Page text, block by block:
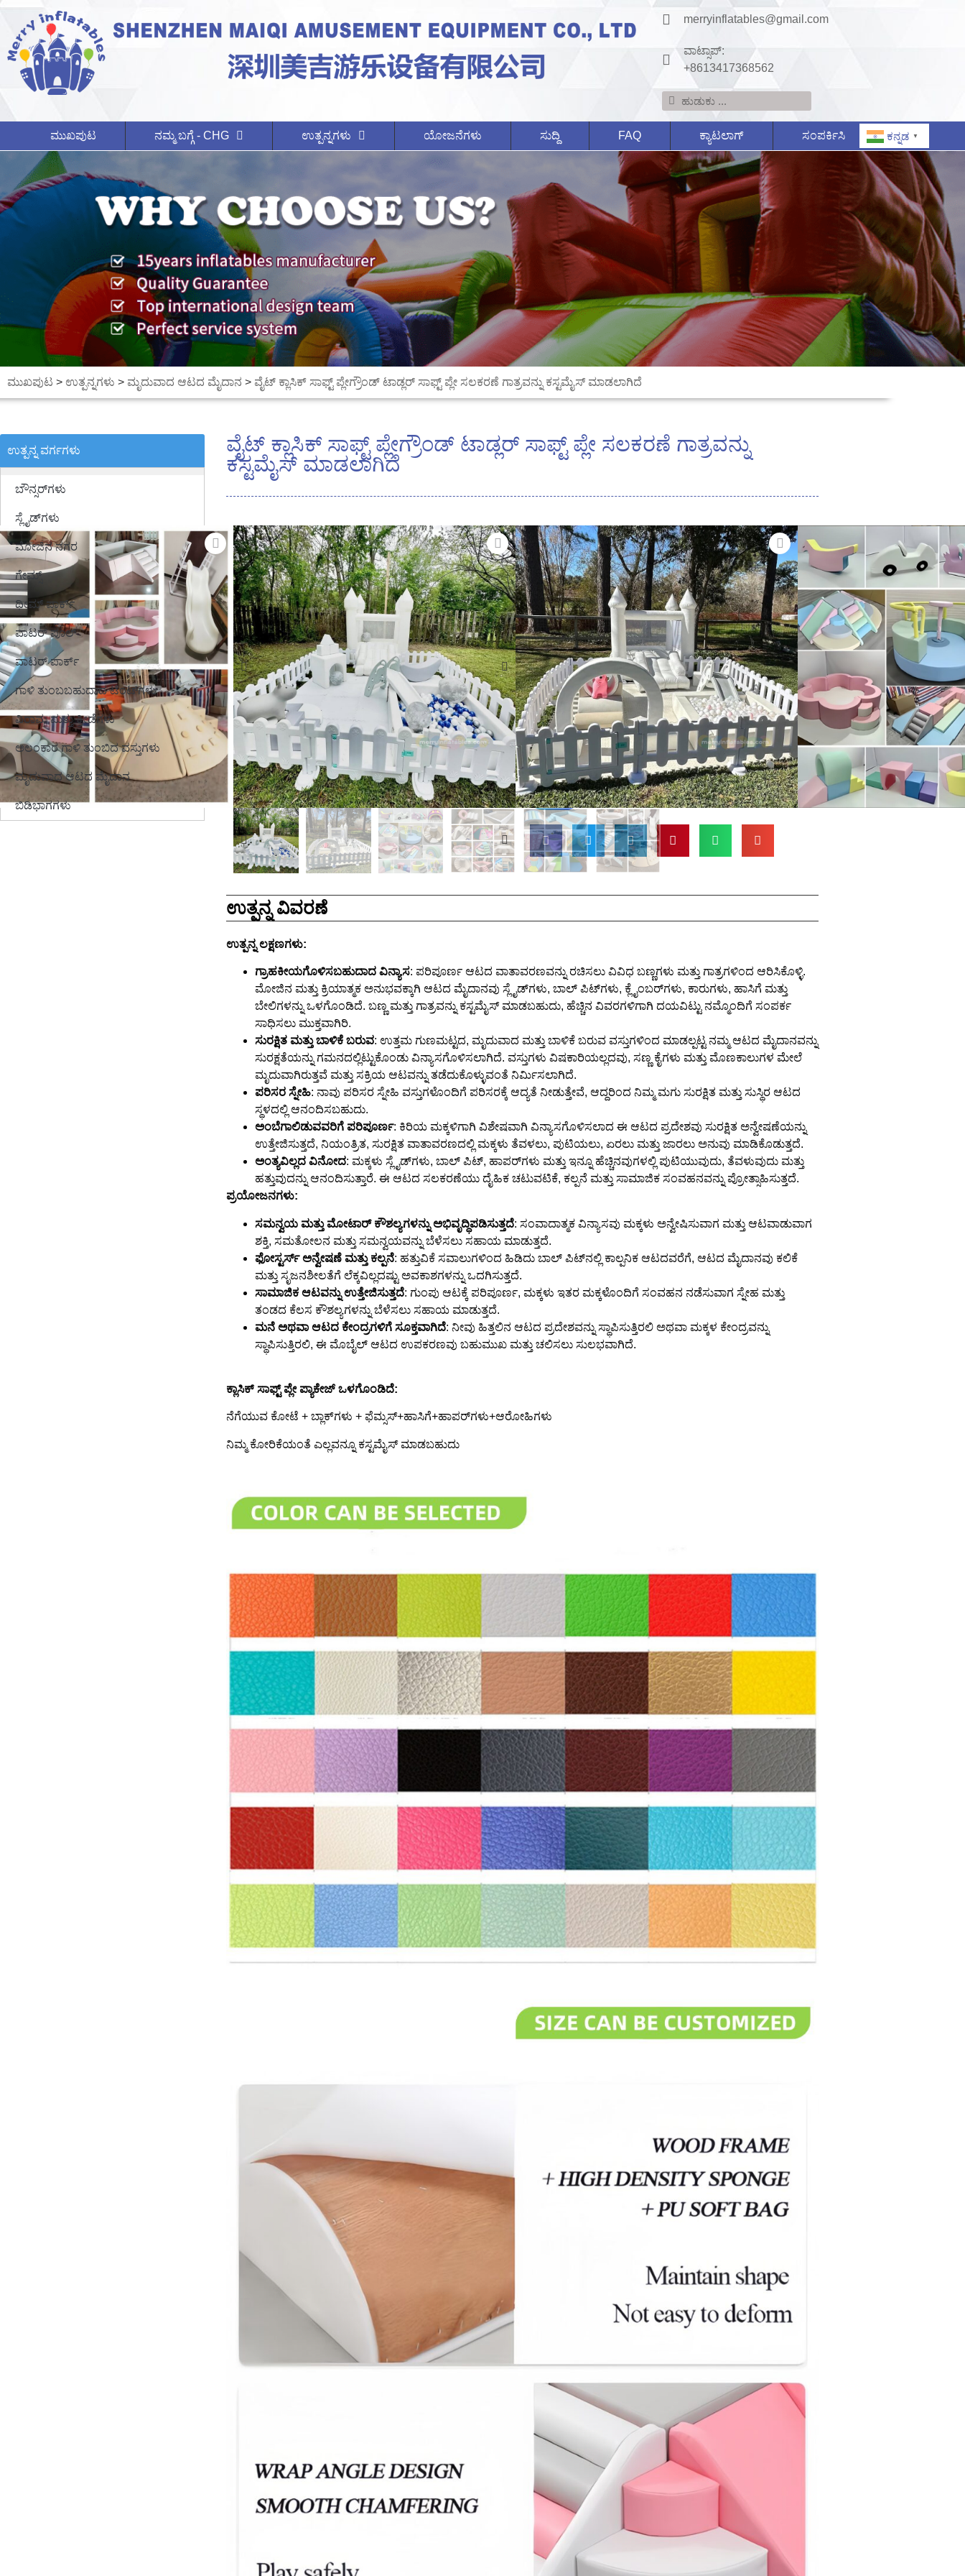
merryinflatables@gmail.com
ವಾಟ್ಸಾಪ್:
+8613417368562
ಮುಖಪುಟ ನಮ್ಮ ಬಗ್ಗೆ - CHG ಉತ್ಪನ್ನಗಳು ಯೋಜನೆಗಳು ಸುದ್ದಿ FAQ ಕ್ಯಾಟಲಾಗ್ ಸಂಪರ್ಕಿಸಿ ಕನ್ನಡ ▼
ಮುಖಪುಟ > ಉತ್ಪನ್ನಗಳು > ಮೃದುವಾದ ಆಟದ ಮೈದಾನ > ವೈಟ್ ಕ್ಲಾಸಿಕ್ ಸಾಫ್ಟ್ ಪ್ಲೇಗ್ರೌಂಡ್ ಟಾಡ್ಲರ್ ಸಾಫ್ಟ್ ಪ್ಲೇ ಸಲಕರಣೆ ಗಾತ್ರವನ್ನು ಕಸ್ಟಮೈಸ್ ಮಾಡಲಾಗಿದೆ
ಉತ್ಪನ್ನ ವರ್ಗಗಳು
ಬೌನ್ಸರ್‌ಗಳು
ಸ್ಲೈಡ್‌ಗಳು
ಮೋಜಿನ ನಗರ
ಗೇಮ್ಸ್
ಥೀಮ್ ಪಾರ್ಕ್
ವಾಟರ್ ಪೂಲ್
ವಾಟರ್ ಪಾರ್ಕ್
ಗಾಳಿ ತುಂಬಬಹುದಾದ ಟೆಂಟ್‌ಗಳು
ವಿರಾಮ ಮತ್ತು ಕ್ರೀಡೆಗಳು
ಅಲಂಕಾರ ಗಾಳಿ ತುಂಬಿದ ವಸ್ತುಗಳು
ಮೃದುವಾದ ಆಟದ ಮೈದಾನ
ಬಿಡಿಭಾಗಗಳು
ವೈಟ್ ಕ್ಲಾಸಿಕ್ ಸಾಫ್ಟ್ ಪ್ಲೇಗ್ರೌಂಡ್ ಟಾಡ್ಲರ್ ಸಾಫ್ಟ್ ಪ್ಲೇ ಸಲಕರಣೆ ಗಾತ್ರವನ್ನು
ಕಸ್ಟಮೈಸ್ ಮಾಡಲಾಗಿದೆ
ಮಕ್ಕಳಿಗಾಗಿ ಕಸ್ಟಮೈಸ್ ಮಾಡಬಹುದಾದ ಮೃದುವಾದ ಆಟದ ಮೈದಾನ
- ವಿನೋದ, ಸುರಕ್ಷಿತ ಮತ್ತು ಪರಿಸರ ಸ್ನೇಹಿ!
ನಮ್ಮೊಂದಿಗೆ ನಿಮ್ಮ ಪುಟ್ಟ ಮಕ್ಕಳಿಗೆ ಅತ್ಯುತ್ತಮ ಆಟದ ಸಮಯದ
ಸಾಹಸವನ್ನು ನೀಡಿ ಕಸ್ಟಮೈಸ್ ಮಾಡಬಹುದಾದ ಸಾಫ್ಟ್ ಪ್ಲೇಗ್ರೌಂಡ್!
ಚಿಕ್ಕ ಮಕ್ಕಳು ಮತ್ತು ಕಿರಿಯ ಮಕ್ಕಳಿಗಾಗಿ ವಿನ್ಯಾಸಗೊಳಿಸಲಾದ ಈ
ಬಹುಮುಖ ಆಟದ ಪ್ರದೇಶವು ಸೃಜನಶೀಲತೆಯನ್ನು ಬೆಳೆಸಲು,
ಮೋಟಾರ್ ಕೌಶಲ್ಯಗಳನ್ನು ಸುಧಾರಿಸಲು ಮತ್ತು ಸಕ್ರಿಯ ಆಟವನ್ನು
ಪ್ರೋತ್ಸಾಹಿಸಲು ಸೂಕ್ತವಾಗಿದೆ. ವಿವಿಧ ಬಣ್ಣಗಳು ಮತ್ತು ಗಾತ್ರಗಳಲ್ಲಿ
ಲಭ್ಯವಿದೆ, ಇದನ್ನು ನಿಮ್ಮ ಸ್ಥಳ ಮತ್ತು ನಿಮ್ಮ ಮಗುವಿನ ಆಟದ
ಅಗತ್ಯಗಳಿಗೆ ಸರಿಹೊಂದುವಂತೆ ವಿನ್ಯಾಸಗೊಳಿಸಬಹುದು.
ಸ್ಲೈಡ್‌ಗಳಿಂದ ಹಿಡಿದು ಬಾಲ್ ಪಿಟ್‌ಗಳು, ಕ್ಲೈಂಬರ್‌ಗಳು ಮತ್ತು ಇನ್ನೂ
ಹೆಚ್ಚಿನವುಗಳವರೆಗೆ, ಈ ಮೊಬೈಲ್ ಆಟದ ಉಪಕರಣವು ಮಕ್ಕಳನ್ನು
ಗಂಟೆಗಳ ಕಾಲ ಮನರಂಜನೆ ಮತ್ತು ತೊಡಗಿಸಿಕೊಳ್ಳುವಂತೆ ಮಾಡುತ್ತದೆ!
ವಿಚಾರಣೆ
ಉತ್ಪನ್ನ ವಿವರಣೆ
ಉತ್ಪನ್ನ ಲಕ್ಷಣಗಳು:
ಗ್ರಾಹಕೀಯಗೊಳಿಸಬಹುದಾದ ವಿನ್ಯಾಸ: ಪರಿಪೂರ್ಣ ಆಟದ ವಾತಾವರಣವನ್ನು ರಚಿಸಲು ವಿವಿಧ ಬಣ್ಣಗಳು ಮತ್ತು ಗಾತ್ರಗಳಿಂದ ಆರಿಸಿಕೊಳ್ಳಿ.
ಮೋಜಿನ ಮತ್ತು ಕ್ರಿಯಾತ್ಮಕ ಅನುಭವಕ್ಕಾಗಿ ಆಟದ ಮೈದಾನವು ಸ್ಲೈಡ್‌ಗಳು, ಬಾಲ್ ಪಿಟ್‌ಗಳು, ಕ್ಲೈಂಬರ್‌ಗಳು, ಕಾರುಗಳು, ಹಾಸಿಗೆ ಮತ್ತು
ಬೇಲಿಗಳನ್ನು ಒಳಗೊಂಡಿದೆ. ಬಣ್ಣ ಮತ್ತು ಗಾತ್ರವನ್ನು ಕಸ್ಟಮೈಸ್ ಮಾಡಬಹುದು, ಹೆಚ್ಚಿನ ವಿವರಗಳಿಗಾಗಿ ದಯವಿಟ್ಟು ನಮ್ಮೊಂದಿಗೆ ಸಂಪರ್ಕ
ಸಾಧಿಸಲು ಮುಕ್ತವಾಗಿರಿ.
ಸುರಕ್ಷಿತ ಮತ್ತು ಬಾಳಿಕೆ ಬರುವ: ಉತ್ತಮ ಗುಣಮಟ್ಟದ, ಮೃದುವಾದ ಮತ್ತು ಬಾಳಿಕೆ ಬರುವ ವಸ್ತುಗಳಿಂದ ಮಾಡಲ್ಪಟ್ಟ ನಮ್ಮ ಆಟದ ಮೈದಾನವನ್ನು
ಸುರಕ್ಷತೆಯನ್ನು ಗಮನದಲ್ಲಿಟ್ಟುಕೊಂಡು ವಿನ್ಯಾಸಗೊಳಿಸಲಾಗಿದೆ. ವಸ್ತುಗಳು ವಿಷಕಾರಿಯಲ್ಲದವು, ಸಣ್ಣ ಕೈಗಳು ಮತ್ತು ಮೊಣಕಾಲುಗಳ ಮೇಲೆ
ಮೃದುವಾಗಿರುತ್ತವೆ ಮತ್ತು ಸಕ್ರಿಯ ಆಟವನ್ನು ತಡೆದುಕೊಳ್ಳುವಂತೆ ನಿರ್ಮಿಸಲಾಗಿದೆ.
ಪರಿಸರ ಸ್ನೇಹಿ: ನಾವು ಪರಿಸರ ಸ್ನೇಹಿ ವಸ್ತುಗಳೊಂದಿಗೆ ಪರಿಸರಕ್ಕೆ ಆದ್ಯತೆ ನೀಡುತ್ತೇವೆ, ಆದ್ದರಿಂದ ನಿಮ್ಮ ಮಗು ಸುರಕ್ಷಿತ ಮತ್ತು ಸುಸ್ಥಿರ ಆಟದ
ಸ್ಥಳದಲ್ಲಿ ಆನಂದಿಸಬಹುದು.
ಅಂಬೆಗಾಲಿಡುವವರಿಗೆ ಪರಿಪೂರ್ಣ: ಕಿರಿಯ ಮಕ್ಕಳಿಗಾಗಿ ವಿಶೇಷವಾಗಿ ವಿನ್ಯಾಸಗೊಳಿಸಲಾದ ಈ ಆಟದ ಪ್ರದೇಶವು ಸುರಕ್ಷಿತ ಅನ್ವೇಷಣೆಯನ್ನು
ಉತ್ತೇಜಿಸುತ್ತದೆ, ನಿಯಂತ್ರಿತ, ಸುರಕ್ಷಿತ ವಾತಾವರಣದಲ್ಲಿ ಮಕ್ಕಳು ತೆವಳಲು, ಪುಟಿಯಲು, ಏರಲು ಮತ್ತು ಜಾರಲು ಅನುವು ಮಾಡಿಕೊಡುತ್ತದೆ.
ಅಂತ್ಯವಿಲ್ಲದ ವಿನೋದ: ಮಕ್ಕಳು ಸ್ಲೈಡ್‌ಗಳು, ಬಾಲ್ ಪಿಟ್, ಹಾಪರ್‌ಗಳು ಮತ್ತು ಇನ್ನೂ ಹೆಚ್ಚಿನವುಗಳಲ್ಲಿ ಪುಟಿಯುವುದು, ತೆವಳುವುದು ಮತ್ತು
ಹತ್ತುವುದನ್ನು ಆನಂದಿಸುತ್ತಾರೆ. ಈ ಆಟದ ಸಲಕರಣೆಯು ದೈಹಿಕ ಚಟುವಟಿಕೆ, ಕಲ್ಪನೆ ಮತ್ತು ಸಾಮಾಜಿಕ ಸಂವಹನವನ್ನು ಪ್ರೋತ್ಸಾಹಿಸುತ್ತದೆ.
ಪ್ರಯೋಜನಗಳು:
ಸಮನ್ವಯ ಮತ್ತು ಮೋಟಾರ್ ಕೌಶಲ್ಯಗಳನ್ನು ಅಭಿವೃದ್ಧಿಪಡಿಸುತ್ತದೆ: ಸಂವಾದಾತ್ಮಕ ವಿನ್ಯಾಸವು ಮಕ್ಕಳು ಅನ್ವೇಷಿಸುವಾಗ ಮತ್ತು ಆಟವಾಡುವಾಗ
ಶಕ್ತಿ, ಸಮತೋಲನ ಮತ್ತು ಸಮನ್ವಯವನ್ನು ಬೆಳೆಸಲು ಸಹಾಯ ಮಾಡುತ್ತದೆ.
ಫೋಸ್ಟರ್ಸ್ ಅನ್ವೇಷಣೆ ಮತ್ತು ಕಲ್ಪನೆ: ಹತ್ತುವಿಕೆ ಸವಾಲುಗಳಿಂದ ಹಿಡಿದು ಬಾಲ್ ಪಿಟ್‌ನಲ್ಲಿ ಕಾಲ್ಪನಿಕ ಆಟದವರೆಗೆ, ಆಟದ ಮೈದಾನವು ಕಲಿಕೆ
ಮತ್ತು ಸೃಜನಶೀಲತೆಗೆ ಲೆಕ್ಕವಿಲ್ಲದಷ್ಟು ಅವಕಾಶಗಳನ್ನು ಒದಗಿಸುತ್ತದೆ.
ಸಾಮಾಜಿಕ ಆಟವನ್ನು ಉತ್ತೇಜಿಸುತ್ತದೆ: ಗುಂಪು ಆಟಕ್ಕೆ ಪರಿಪೂರ್ಣ, ಮಕ್ಕಳು ಇತರ ಮಕ್ಕಳೊಂದಿಗೆ ಸಂವಹನ ನಡೆಸುವಾಗ ಸ್ನೇಹ ಮತ್ತು
ತಂಡದ ಕೆಲಸ ಕೌಶಲ್ಯಗಳನ್ನು ಬೆಳೆಸಲು ಸಹಾಯ ಮಾಡುತ್ತದೆ.
ಮನೆ ಅಥವಾ ಆಟದ ಕೇಂದ್ರಗಳಿಗೆ ಸೂಕ್ತವಾಗಿದೆ: ನೀವು ಹಿತ್ತಲಿನ ಆಟದ ಪ್ರದೇಶವನ್ನು ಸ್ಥಾಪಿಸುತ್ತಿರಲಿ ಅಥವಾ ಮಕ್ಕಳ ಕೇಂದ್ರವನ್ನು
ಸ್ಥಾಪಿಸುತ್ತಿರಲಿ, ಈ ಮೊಬೈಲ್ ಆಟದ ಉಪಕರಣವು ಬಹುಮುಖ ಮತ್ತು ಚಲಿಸಲು ಸುಲಭವಾಗಿದೆ.
ಕ್ಲಾಸಿಕ್ ಸಾಫ್ಟ್ ಪ್ಲೇ ಪ್ಯಾಕೇಜ್ ಒಳಗೊಂಡಿದೆ:
ನೆಗೆಯುವ ಕೋಟೆ + ಬ್ಲಾಕ್‌ಗಳು + ಫೆಮ್ಸಸ್+ಹಾಸಿಗೆ+ಹಾಪರ್‌ಗಳು+ಆರೋಹಿಗಳು
ನಿಮ್ಮ ಕೋರಿಕೆಯಂತೆ ಎಲ್ಲವನ್ನೂ ಕಸ್ಟಮೈಸ್ ಮಾಡಬಹುದು